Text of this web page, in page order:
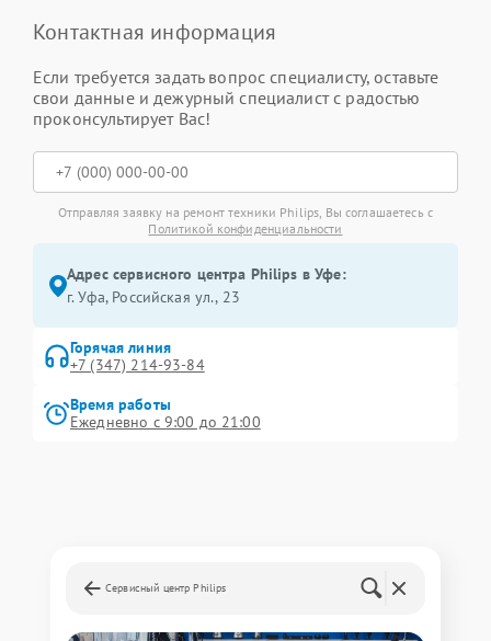
Контактная информация
Если требуется задать вопрос специалисту, оставьте
свои данные и дежурный специалист с радостью
проконсультирует Вас!
Отправляя заявку на ремонт техники Philips, Вы соглашаетесь с
Политикой конфиденциальности
Адрес сервисного центра Philips в Уфе:
г. Уфа, Российская ул., 23
Горячая линия
+7 (347) 214-93-84
Время работы
Ежедневно с 9:00 до 21:00
Сервисный центр Philips